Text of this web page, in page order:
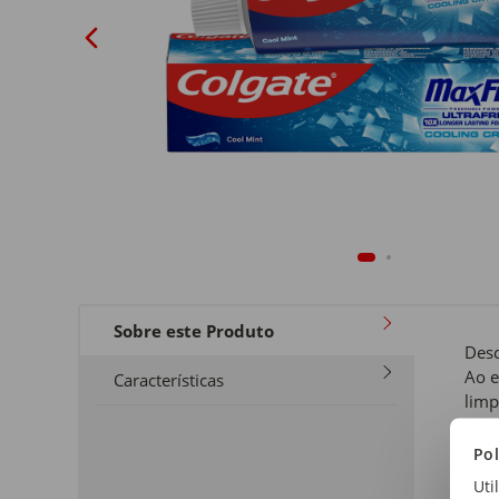
Sobre este Produto
Características
Ao